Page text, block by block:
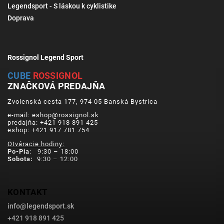
Legendsport - S láskou k cyklistike
Doprava
Rossignol Legend Sport
CUBE ROSSIGNOL
ZNAČKOVÁ PREDAJŇA
Zvolenská cesta 177, 974 05 Banská Bystrica
e-mail: eshop@rossignol.sk
predajňa: +421 918 891 425
eshop: +421 917 781 754
Otváracie hodiny:
Po-Pia: 9:30 – 18:00
Sobota:
9:30 – 12:00
KONTAKT
info@ legendsport.sk
+421 918 891 425